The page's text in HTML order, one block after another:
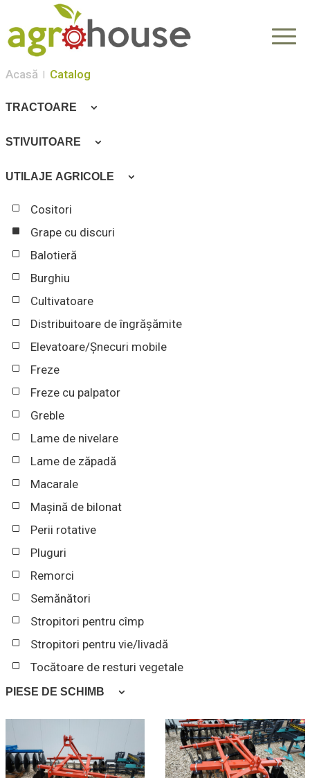
Acasă Catalog
TRACTOARE
Tractoare
STIVUITOARE
Stivuitoare
UTILAJE AGRICOLE
Cositori
Grape cu discuri
Balotieră
Burghiu
Cultivatoare
Distribuitoare de îngrășămite
Elevatoare/Șnecuri mobile
Freze
Freze cu palpator
Greble
Lame de nivelare
Lame de zăpadă
Macarale
Mașină de bilonat
Perii rotative
Pluguri
Remorci
Semănători
Stropitori pentru cîmp
Stropitori pentru vie/livadă
Tocătoare de resturi vegetale
PIESE DE SCHIMB
Cardane
Cuțite